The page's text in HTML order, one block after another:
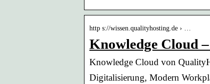
http s://wissen.qualityhosting.de › …
Knowledge Cloud
Knowledge Cloud von
Digitalisierung, Modern